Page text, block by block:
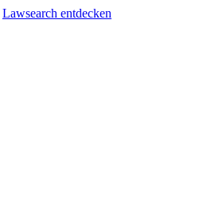
Lawsearch entdecken